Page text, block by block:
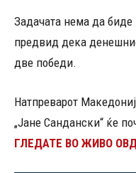
Задачата нема да
предвид дека
две победи.
Натпреварот
„Јане Сандански“ ќе
ГЛЕДАТЕ ВО ЖИВО